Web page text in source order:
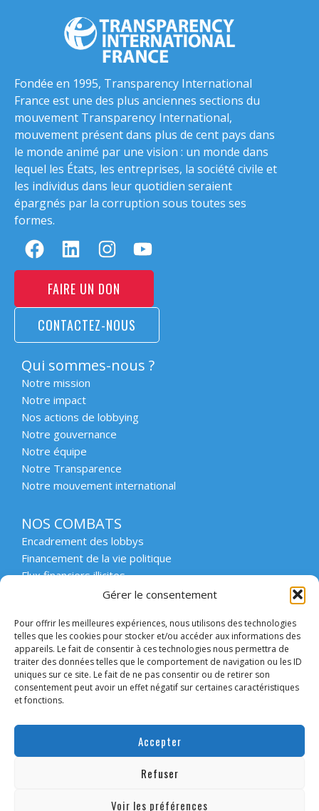
Gérer le consentement
Pour offrir les meilleures expériences, nous utilisons des technologies
telles que les cookies pour stocker et/ou accéder aux informations des
appareils. Le fait de consentir à ces technologies nous permettra de
traiter des données telles que le comportement de navigation ou les ID
uniques sur ce site. Le fait de ne pas consentir ou de retirer son
consentement peut avoir un effet négatif sur certaines caractéristiques
et fonctions.
Accepter
Refuser
Voir les préférences
Fondée en 1995, Transparency International
France est une des plus anciennes sections du
mouvement Transparency International,
mouvement présent dans plus de cent pays dans
le monde animé par une vision : un monde dans
lequel les États, les entreprises, la société civile et
les individus dans leur quotidien seraient
épargnés par la corruption sous toutes ses
formes.
FAIRE UN DON
CONTACTEZ-NOUS
Qui sommes-nous ?
Notre mission
Notre impact
Nos actions de lobbying
Notre gouvernance
Notre équipe
Notre Transparence
Notre mouvement international
NOS COMBATS
Encadrement des lobbys
Financement de la vie politique
Flux financiers illicites
Intégrité et transparence du secteur privé
Protection des lanceurs d’alerte
Affaires emblématiques
Etat de droit et démocratie
ACCOMPAGNER
Intervention en entreprise
Forum des entreprises engagées